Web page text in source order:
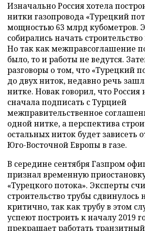
Изначально Россия хотела
нитки газопровода «Турецкий
мощностью 63 млрд кубометров.
собирались начать
Но так как межправсоглашение
было, то и работы не ведутся.
разговоры о том, что «Турецкий
до двух ниток, недавно речь
нитке. Новак говорил, что Россия
сначала подписать с Турцией
межправительственное
одной нитке, а перспектива
остальных ниток будет зависеть
Юго-Восточной Европы в газе.
В середине сентября Газпром
признал временную
«Турецкого потока». Эксперты
строительство трубы сдвинулось
критично, так как трубу в этом
успеют построить к началу 2019
прекращает работать